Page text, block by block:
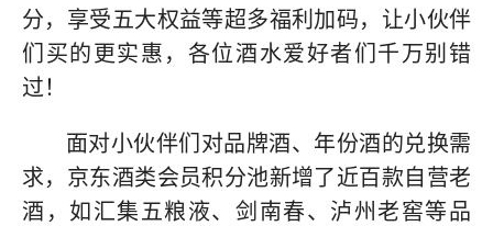
分，享受五大权益等超多福利加码，让小伙伴
们买的更实惠，各位酒水爱好者们千万别错
过！
面对小伙伴们对品牌酒、年份酒的兑换需
求，京东酒类会员积分池新增了近百款自营老
酒，如汇集五粮液、剑南春、泸州老窖等品